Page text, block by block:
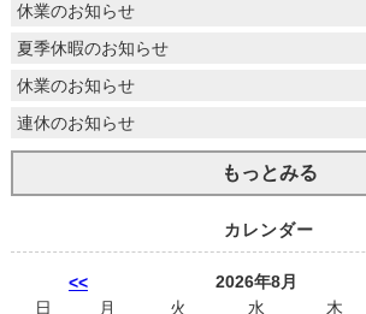
休業のお知らせ
夏季休暇のお知らせ
休業のお知らせ
連休のお知らせ
もっとみる
カレンダー
<<
2026年8月
日
月 火 水 木